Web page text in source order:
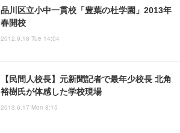
品川区立小中一貫校「豊葉の杜学園」2013年
春開校
2012.9.18 Tue 14:04
【民間人校長】元新聞記者で最年少校長 北角
裕樹氏が体感した学校現場
2013.6.17 Mon 8:15